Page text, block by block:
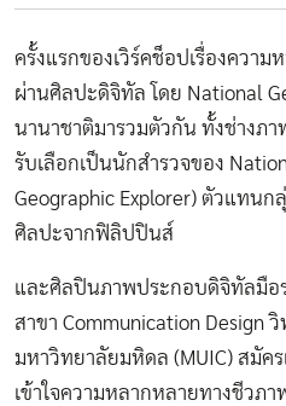
ครั้งแรกของเวิร์คช็อปเรื่องควา
ผ่านศิลปะดิจิทัล โดย National
นานาชาติมารวมตัวกัน ทั้งช่างภ
รับเลือกเป็นนักสำรวจของ
Geographic Explorer) ตัวแทนก
ศิลปะจากฟิลิปปินส์
และศิลปินภาพประกอบดิจิทัลมือ
สาขา Communication Design
มหาวิทยาลัยมหิดล (MUIC) สมัค
เข้าใจความหลากหลายทางชีวภ